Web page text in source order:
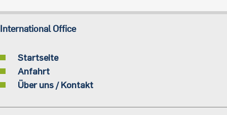
International Office
Startseite
Anfahrt
Über uns / Kontakt